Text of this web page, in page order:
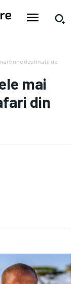
bune destinatii de
mai
din